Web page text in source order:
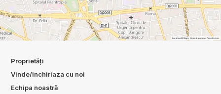
Proprietăți
Vinde/inchiriaza cu noi
Echipa noastră